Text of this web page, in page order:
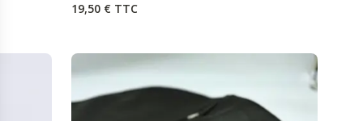
19,50 € TTC